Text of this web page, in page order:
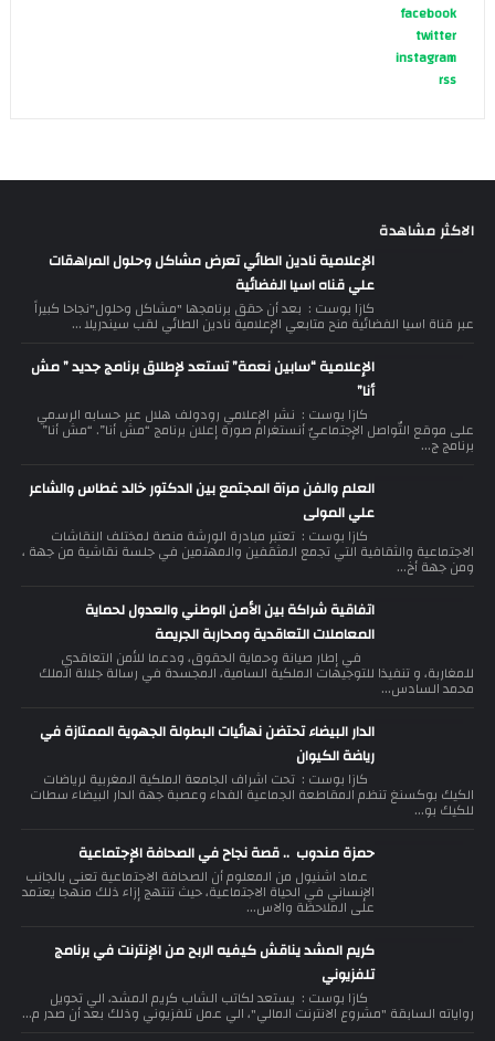
facebook
twitter
instagram
rss
الاكثر مشاهدة
الإعلامية نادين الطائي تعرض مشاكل وحلول المراهقات
علي قناه اسيا الفضائية
كازا بوست : بعد أن حقق برنامجها "مشاكل وحلول"نجاحا كبيراً
عبر قناة اسيا الفضائية منح متابعي الإعلامية نادين الطائي لقب سيندريلا ...
الإعلامية “سابين نعمة” تستعد لإطلاق برنامج جديد ” مش
أنا”
كازا بوست : نشر الإعلامي رودولف هلال عبر حسابه الرسمي
على موقع التّواصل الإجتماعيّ أنستغرام صورة إعلان برنامج “مش أنا”. “مش أنا”
برنامج ج...
العلم والفن مرآة المجتمع بين الدكتور خالد غطاس والشاعر
علي المولى
كازا بوست : تعتبر مبادرة الورشة منصة لمختلف النقاشات
الاجتماعية والثقافية التي تجمع المثقفين والمهتمين في جلسة نقاشية من جهة ،
ومن جهة أخ...
اتفاقية شراكة بين الأمن الوطني والعدول لحماية
المعاملات التعاقدية ومحاربة الجريمة
في إطار صيانة وحماية الحقوق، ودعما للأمن التعاقدي
للمغاربة، و تنفيذا للتوجيهات الملكية السامية، المجسدة في رسالة جلالة الملك
محمد السادس...
الدار البيضاء تحتضن نهائيات البطولة الجهوية الممتازة في
رياضة الكيوان
كازا بوست : تحت اشراف الجامعة الملكية المغربية لرياضات
الكيك بوكسنغ تنظم المقاطعة الجماعية الفداء وعصبة جهة الدار البيضاء سطات
للكيك بو...
حمزة مندوب .. قصة نجاح في الصحافة الإجتماعية
عماد اشنيول من المعلوم أن الصحافة الاجتماعية تعنى بالجانب
الإنساني في الحياة الاجتماعية، حيث تنتهج إزاء ذلك منهجا يعتمد
على الملاحظة والاس...
كريم المشد يناقش كيفيه الربح من الإنترنت في برنامج
تلفزيوني
كازا بوست : يستعد لكاتب الشاب كريم المشد، الي تحويل
رواياته السابقة "مشروع الانترنت المالي"، الي عمل تلفزيوني وذلك بعد أن صدر م...